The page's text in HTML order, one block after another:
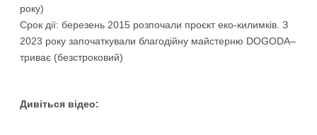
року)
Срок дії: березень 2015 розпочали проєкт еко-килимків. З
2023 року започаткували благодійну майстерню DOGODA–
триває (безстроковий)
Дивіться відео: